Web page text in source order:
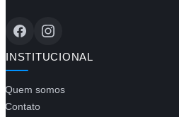
INSTITUCIONAL
Quem somos
Contato